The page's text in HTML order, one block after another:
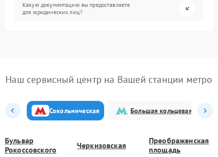
Какую документацию вы предоставляете
для юридических лиц?
Наш сервисный центр на Вашей станции метро
Сокольническая Большая кольцевая
Бульвар
Рокоссовского
Черкизовская
Преображенская
площадь